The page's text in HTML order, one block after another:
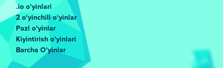
.io oʻyinlari
2 oʻyinchili oʻyinlar
Pazl oʻyinlar
Kiyintirish oʻyinlari
Barcha Oʻyinlar